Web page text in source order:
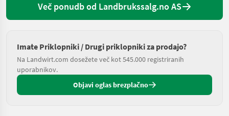
Več ponudb od Landbrukssalg.no AS
Imate Priklopniki / Drugi priklopniki za prodajo?
Na Landwirt.com dosežete več kot 545.000 registriranih
uporabnikov.
Objavi oglas brezplačno